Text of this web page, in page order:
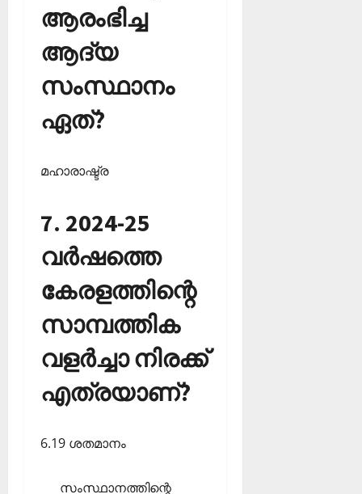
ആരംഭിച്ച
ആദ്യ
സംസ്ഥാനം
ഏത്?
മഹാരാഷ്ട്ര
7. 2024-25
വര്‍ഷത്തെ
കേരളത്തിന്റെ
സാമ്പത്തിക
വളര്‍ച്ചാ നിരക്ക്
എത്രയാണ്?
6.19 ശതമാനം
സംസ്ഥാനത്തിന്റെ